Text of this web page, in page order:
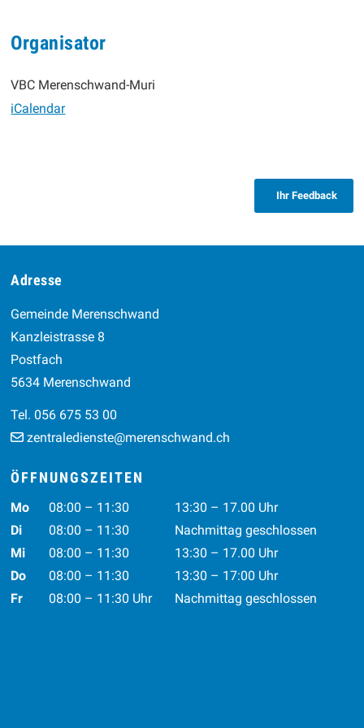
Organisator
VBC Merenschwand-Muri
iCalendar
Ihr Feedback
Footer
Adresse
Gemeinde Merenschwand
Kanzleistrasse 8
Postfach
5634 Merenschwand
Tel. 056 675 53 00
zentraledienste@merenschwand.ch
ÖFFNUNGSZEITEN
Wochentag Vormittag Nachmittag
Mo 08:00 – 11:30
13:30 – 17.00 Uhr
Di
08:00 – 11:30
Nachmittag geschlossen
Mi
08:00 – 11:30
13:30 – 17.00 Uhr
Do
08:00 – 11:30
13:30 – 17:00 Uhr
Fr
08:00 – 11:30 Uhr Nachmittag geschlossen